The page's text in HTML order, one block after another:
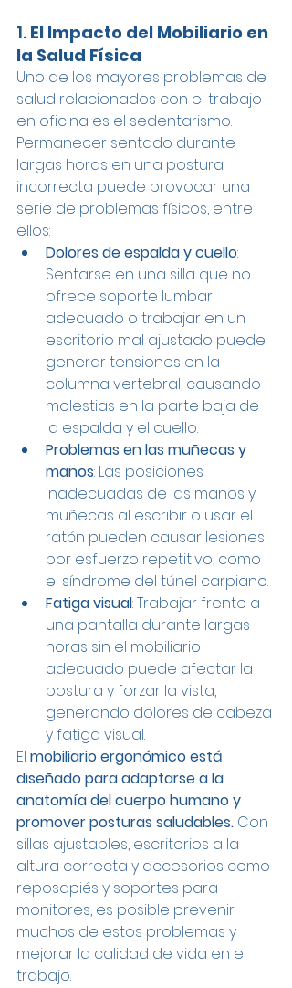
1. El Impacto del Mobiliario en
la Salud Física
Uno de los mayores problemas de
salud relacionados con el trabajo
en oficina es el sedentarismo.
Permanecer sentado durante
largas horas en una postura
incorrecta puede provocar una
serie de problemas físicos, entre
ellos:
Dolores de espalda y cuello:
Sentarse en una silla que no
ofrece soporte lumbar
adecuado o trabajar en un
escritorio mal ajustado puede
generar tensiones en la
columna vertebral, causando
molestias en la parte baja de
la espalda y el cuello.
Problemas en las muñecas y
manos: Las posiciones
inadecuadas de las manos y
muñecas al escribir o usar el
ratón pueden causar lesiones
por esfuerzo repetitivo, como
el síndrome del túnel carpiano.
Fatiga visual: Trabajar frente a
una pantalla durante largas
horas sin el mobiliario
adecuado puede afectar la
postura y forzar la vista,
generando dolores de cabeza
y fatiga visual.
El mobiliario ergonómico está
diseñado para adaptarse a la
anatomía del cuerpo humano y
promover posturas saludables. Con
sillas ajustables, escritorios a la
altura correcta y accesorios como
reposapiés y soportes para
monitores, es posible prevenir
muchos de estos problemas y
mejorar la calidad de vida en el
trabajo.